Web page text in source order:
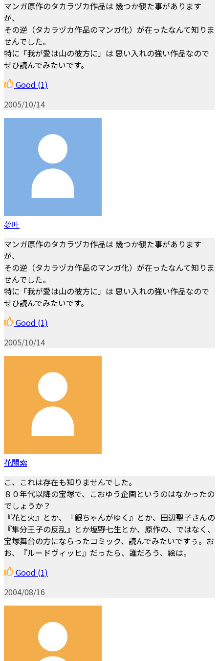
マンガ原作のタカラヅカ作品は 幾つか観た事があります
が、
その逆（タカラヅカ作品のマンガ化）が在ったなんて知りま
せんでした。
特に「我が愛は山の彼方に」は 思い入れの強い作品なので
ぜひ読んでみたいです。
Good (1)
2005/10/14
夢叶
マンガ原作のタカラヅカ作品は 幾つか観た事があります
が、
その逆（タカラヅカ作品のマンガ化）が在ったなんて知りま
せんでした。
特に「我が愛は山の彼方に」は 思い入れの強い作品なので
ぜひ読んでみたいです。
Good (1)
2005/10/14
花關索
こ、これは存在も知りませんでした。
８０年代以降の宝塚で、こおゆう企画というのはなかったの
でしょうか？
『花と火』とか、『銀ちゃんがゆく』とか、田辺聖子さんの
『隼分王子の反乱』とか塩野七生とか、原作の、ではなく、
宝塚舞台の方にならったコミック、読んでみたいですぅ。お
お、『ルードヴィッヒ』だったら、誰だろう、絵は。
Good (1)
2004/08/16